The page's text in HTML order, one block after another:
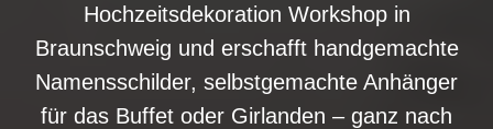
Hochzeitsdekoration Workshop in
Braunschweig und erschafft handgemachte
Namensschilder, selbstgemachte Anhänger
für das Buffet oder Girlanden – ganz nach